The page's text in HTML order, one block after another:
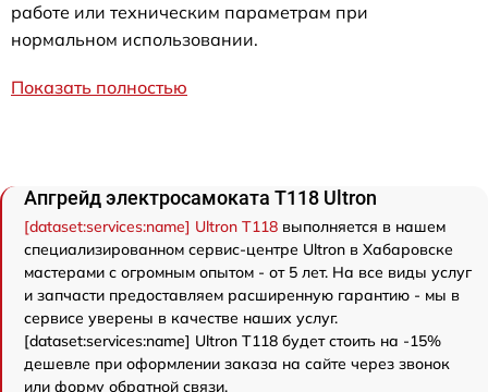
работе или техническим параметрам при
нормальном использовании.
Показать полностью
Апгрейд электросамоката T118 Ultron
[dataset:services:name] Ultron T118 выполняется в нашем
специализированном сервис-центре Ultron в Хабаровске
мастерами с огромным опытом - от 5 лет. На все виды услуг
и запчасти предоставляем расширенную гарантию - мы в
сервисе уверены в качестве наших услуг.
[dataset:services:name] Ultron T118 будет стоить на -15%
дешевле при оформлении заказа на сайте через звонок
или форму обратной связи.